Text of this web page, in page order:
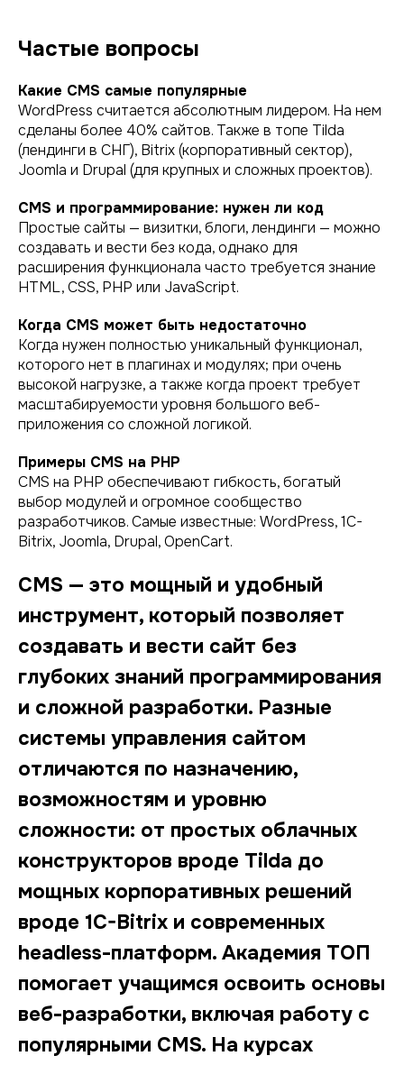
Частые вопросы
Какие CMS самые популярные
WordPress считается абсолютным лидером. На нем
сделаны более 40% сайтов. Также в топе Tilda
(лендинги в СНГ), Bitrix (корпоративный сектор),
Joomla и Drupal (для крупных и сложных проектов).
CMS и программирование: нужен ли код
Простые сайты — визитки, блоги, лендинги — можно
создавать и вести без кода, однако для
расширения функционала часто требуется знание
HTML, CSS, PHP или JavaScript.
Когда CMS может быть недостаточно
Когда нужен полностью уникальный функционал,
которого нет в плагинах и модулях; при очень
высокой нагрузке, а также когда проект требует
масштабируемости уровня большого веб-
приложения со сложной логикой.
Примеры CMS на PHP
CMS на PHP обеспечивают гибкость, богатый
выбор модулей и огромное сообщество
разработчиков. Самые известные: WordPress, 1C-
Bitrix, Joomla, Drupal, OpenCart.
CMS — это мощный и удобный
инструмент, который позволяет
создавать и вести сайт без
глубоких знаний программирования
и сложной разработки. Разные
системы управления сайтом
отличаются по назначению,
возможностям и уровню
сложности: от простых облачных
конструкторов вроде Tilda до
мощных корпоративных решений
вроде 1C-Bitrix и современных
headless-платформ. Академия ТОП
помогает учащимся освоить основы
веб-разработки, включая работу с
популярными CMS. На курсах